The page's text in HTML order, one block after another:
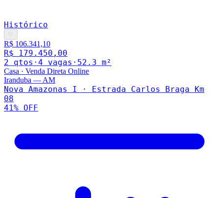
Histórico
♡
R$ 106.341,10
R$ 179.450,00
2 qtos · 4 vagas · 52.3 m²
Casa · Venda Direta Online
Iranduba — AM
Nova Amazonas I · Estrada Carlos Braga Km
08
41% OFF